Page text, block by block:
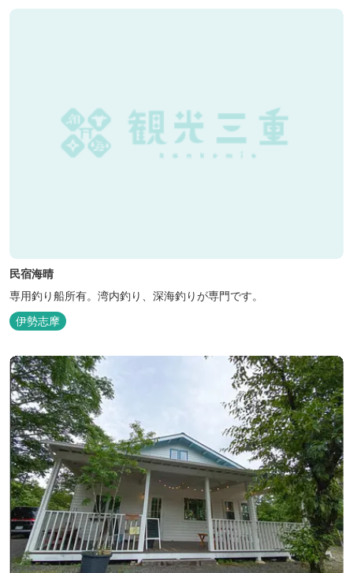
民宿海晴
専用釣り船所有。湾内釣り、深海釣りが専門です。
伊勢志摩